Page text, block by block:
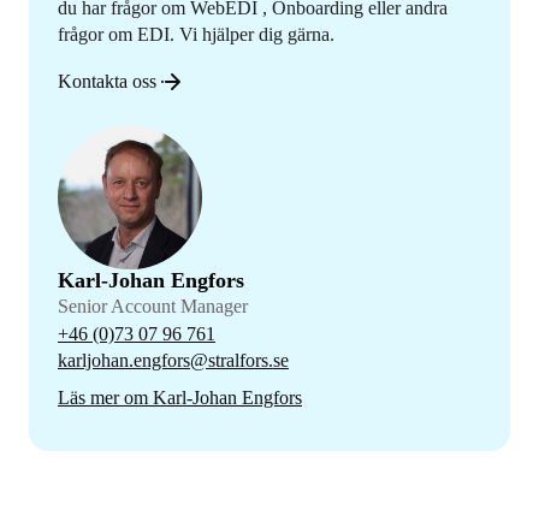
du har frågor om WebEDI , Onboarding eller andra
frågor om EDI. Vi hjälper dig gärna.
Kontakta oss
Karl-Johan Engfors
Senior Account Manager
+46 (0)73 07 96 761
karljohan.engfors@stralfors.se
Läs mer om Karl-Johan Engfors